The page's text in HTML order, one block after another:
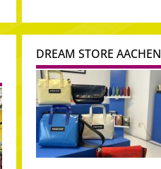
DREAM STORE AACHEN